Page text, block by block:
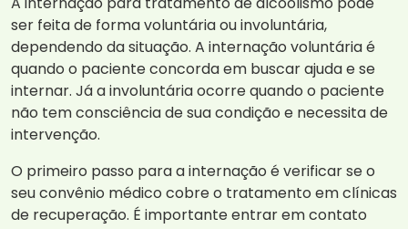
ser feita de forma voluntária ou involuntária,
dependendo da situação. A internação voluntária é
quando o paciente concorda em buscar ajuda e se
internar. Já a involuntária ocorre quando o paciente
não tem consciência de sua condição e necessita de
intervenção.
O primeiro passo para a internação é verificar se o
seu convênio médico cobre o tratamento em clínicas
de recuperação. É importante entrar em contato